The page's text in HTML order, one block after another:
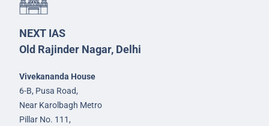
NEXT IAS
Old Rajinder Nagar, Delhi
Vivekananda House
6-B, Pusa Road,
Near Karolbagh Metro
Pillar No. 111,